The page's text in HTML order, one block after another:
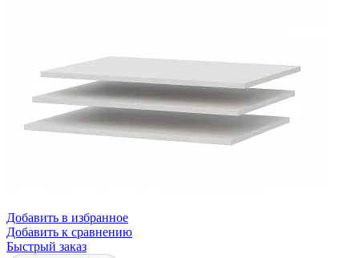
Добавить в избранное
Добавить к сравнению
Быстрый заказ